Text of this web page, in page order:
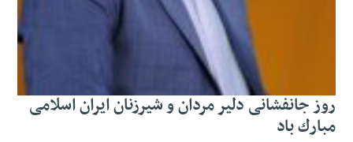
روز جانفشانی دلیر مردان و شیرزنان ایران اسلامی
مبارك باد